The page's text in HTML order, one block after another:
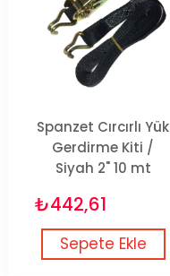
Spanzet Cırcırlı Yük
Gerdirme Kiti /
Siyah 2" 10 mt
₺442,61
Sepete Ekle